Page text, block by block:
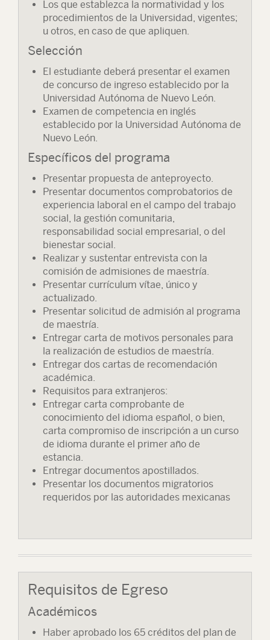
Los que establezca la normatividad y los
procedimientos de la Universidad, vigentes;
u otros, en caso de que apliquen.
Selección
El estudiante deberá presentar el examen
de concurso de ingreso establecido por la
Universidad Autónoma de Nuevo León.
Examen de competencia en inglés
establecido por la Universidad Autónoma de
Nuevo León.
Específicos del programa
Presentar propuesta de anteproyecto.
Presentar documentos comprobatorios de
experiencia laboral en el campo del trabajo
social, la gestión comunitaria,
responsabilidad social empresarial, o del
bienestar social.
Realizar y sustentar entrevista con la
comisión de admisiones de maestría.
Presentar currículum vítae, único y
actualizado.
Presentar solicitud de admisión al programa
de maestría.
Entregar carta de motivos personales para
la realización de estudios de maestría.
Entregar dos cartas de recomendación
académica.
Requisitos para extranjeros:
Entregar carta comprobante de
conocimiento del idioma español, o bien,
carta compromiso de inscripción a un curso
de idioma durante el primer año de
estancia.
Entregar documentos apostillados.
Presentar los documentos migratorios
requeridos por las autoridades mexicanas
Requisitos de Egreso
Académicos
Haber aprobado los 65 créditos del plan de